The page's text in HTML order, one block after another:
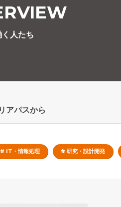
く人たち
アパスから
# IT・情報処理 # 研究・設計開発